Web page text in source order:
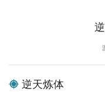
逆天炼体